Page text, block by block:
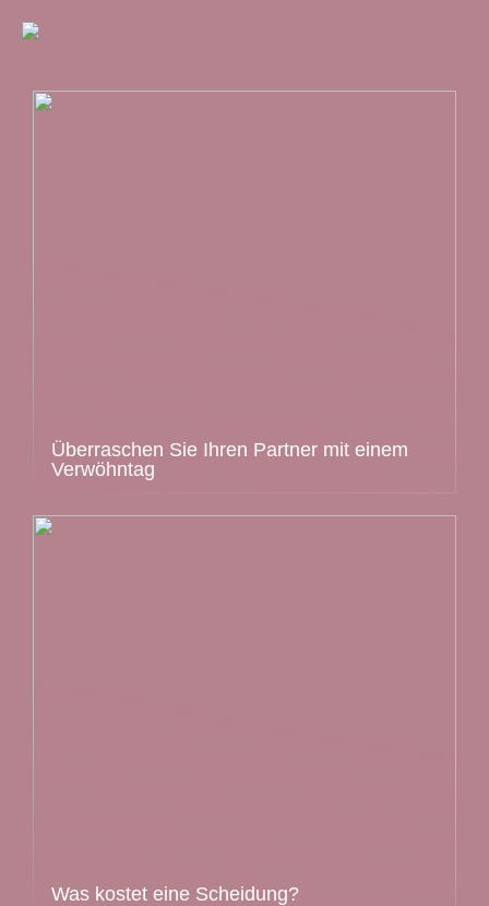
Überraschen Sie Ihren Partner mit einem
Verwöhntag
Was kostet eine Scheidung?